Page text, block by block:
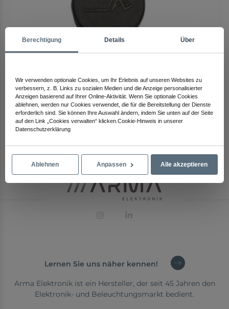
801 ASL Kunststoffabdeckung
Lernen Sie uns näher kennen!
Arma Elektronik ist ein Hersteller, der seit 45 Jahren den
Elektronik- und Beleuchtungsmarkt bedient.
Berechtigung Details Über
Wir verwenden optionale Cookies, um Ihr Erlebnis auf unseren Websites zu
verbessern, z. B. Links zu sozialen Medien und die Anzeige personalisierter
Anzeigen basierend auf Ihrer Online-Aktivität. Wenn Sie optionale Cookies
ablehnen, werden nur Cookies verwendet, die für die Bereitstellung der Dienste
erforderlich sind. Sie können Ihre Auswahl ändern, indem Sie unten auf der Seite
auf den Link „Cookies verwalten“ klicken.Cookie-Hinweis in unserer
Datenschutzerklärung
Ablehnen Anpassen Alle akzeptieren